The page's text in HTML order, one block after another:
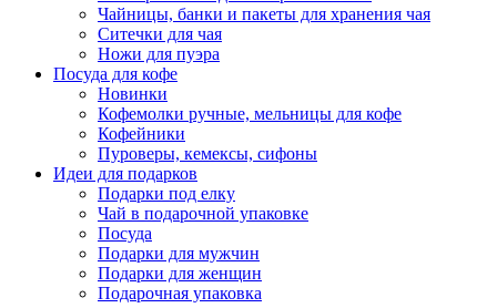
Чайницы, банки и пакеты для хранения чая
Ситечки для чая
Ножи для пуэра
Посуда для кофе
Новинки
Кофемолки ручные, мельницы для кофе
Кофейники
Пуроверы, кемексы, сифоны
Идеи для подарков
Подарки под елку
Чай в подарочной упаковке
Посуда
Подарки для мужчин
Подарки для женщин
Подарочная упаковка